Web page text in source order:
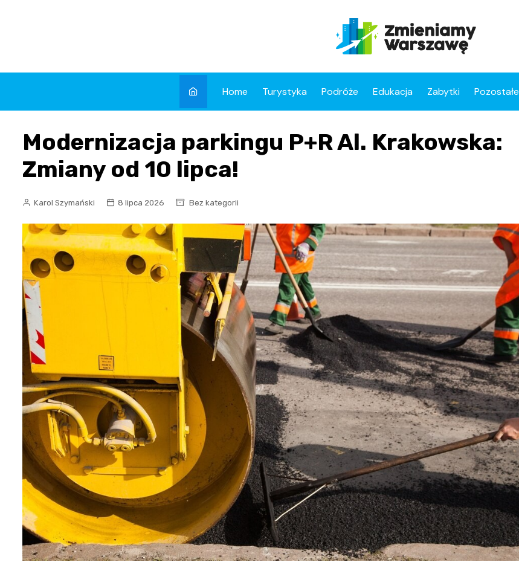
Home Turystyka Podróże Edukacja Zabytki Pozostałe
Modernizacja parkingu P+R Al. Krakowska:
Zmiany od 10 lipca!
Karol Szymański 8 lipca 2026 Bez kategorii